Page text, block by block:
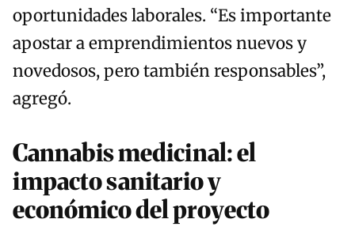
oportunidades laborales. “Es importante
apostar a emprendimientos nuevos y
novedosos, pero también responsables”,
agregó.
Cannabis medicinal: el
impacto sanitario y
económico del proyecto